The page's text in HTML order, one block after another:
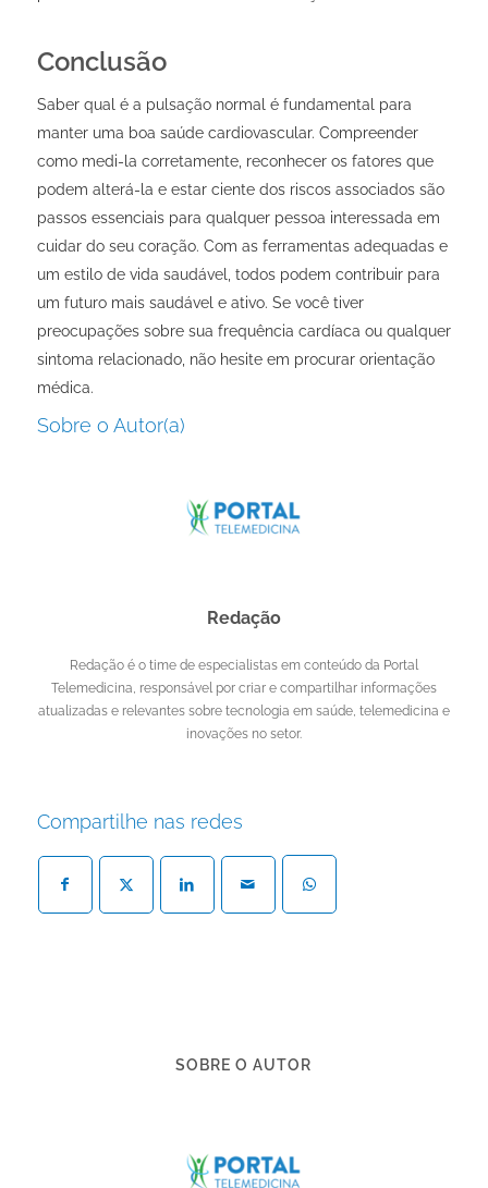
Conclusão
Saber qual é a pulsação normal é fundamental para
manter uma boa saúde cardiovascular. Compreender
como medi-la corretamente, reconhecer os fatores que
podem alterá-la e estar ciente dos riscos associados são
passos essenciais para qualquer pessoa interessada em
cuidar do seu coração. Com as ferramentas adequadas e
um estilo de vida saudável, todos podem contribuir para
um futuro mais saudável e ativo. Se você tiver
preocupações sobre sua frequência cardíaca ou qualquer
sintoma relacionado, não hesite em procurar orientação
médica.
Sobre o Autor(a)
Redação
Redação é o time de especialistas em conteúdo da Portal
Telemedicina, responsável por criar e compartilhar informações
atualizadas e relevantes sobre tecnologia em saúde, telemedicina e
inovações no setor.
Compartilhe nas redes
SOBRE O AUTOR